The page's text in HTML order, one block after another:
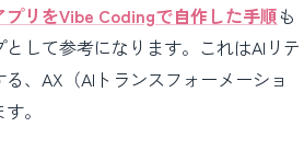
プリをVibe Codingで自作した手順も
して参考になります。これはAIリテ
、AX（AIトランスフォーメーショ
。